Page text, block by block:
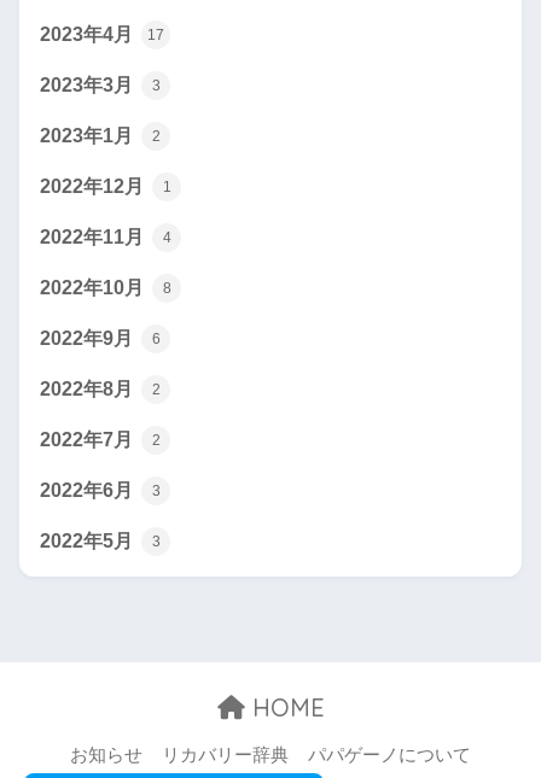
2023年4月 17
2023年3月 3
2023年1月 2
2022年12月 1
2022年11月 4
2022年10月 8
2022年9月 6
2022年8月 2
2022年7月 2
2022年6月 3
2022年5月 3
HOME
お知らせ リカバリー辞典 パパゲーノについて